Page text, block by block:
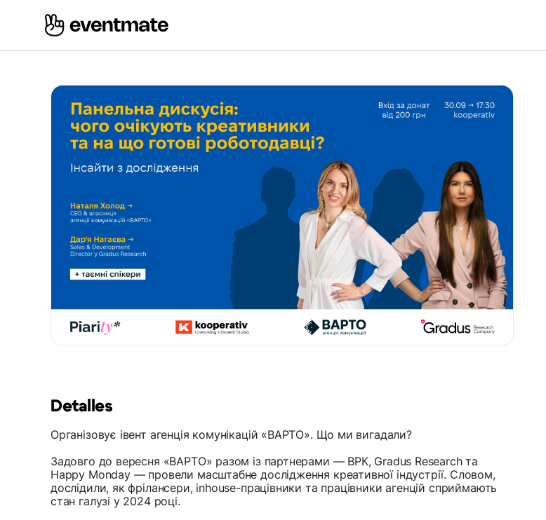
Detalles
Організовує івент агенція комунікацій «ВАРТО». Що ми вигадали?
Задовго до вересня «ВАРТО» разом із партнерами — ВРК, Gradus Research та
Happy Monday — провели масштабне дослідження креативної індустрії. Словом,
дослідили, як фрілансери, inhouse-працівники та працівники агенцій сприймають
стан галузі у 2024 році.